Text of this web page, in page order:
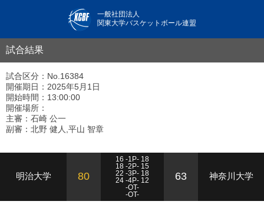
一般社団法人
関東大学バスケットボール連盟
試合結果
試合区分：No.16384
開催期日：2025年5月1日
開始時間：13:00:00
開催場所：
主審：石崎 公一
副審：北野 健人,平山 智章
明治大学 80
16 -1P- 18
18 -2P- 15
22 -3P- 18
24 -4P- 12
-OT-
-OT-
63 神奈川大学